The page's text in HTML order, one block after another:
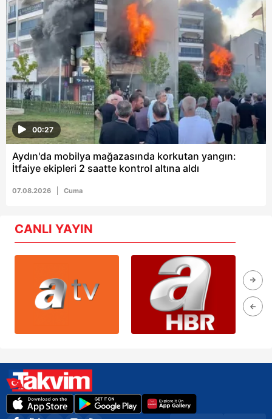
00:27
Aydın'da mobilya mağazasında korkutan yangın:
İtfaiye ekipleri 2 saatte kontrol altına aldı
07.08.2026 Cuma
CANLI YAYIN